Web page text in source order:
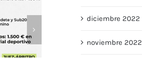
diciembre 2022
noviembre 2022